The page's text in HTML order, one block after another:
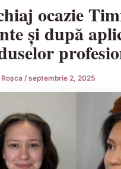
ocazie
și după
/septembrie 2, 2025